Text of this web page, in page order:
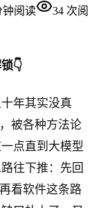
钟阅读 34 次阅
👇
年其实没真
被各种方法论
点直到大模型
往下推：先回
看软件这条路